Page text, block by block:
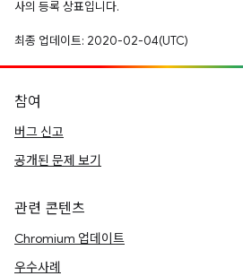
사의 등록 상표입니다.
최종 업데이트: 2020-02-04(UTC)
참여
버그 신고
공개된 문제 보기
관련 콘텐츠
Chromium 업데이트
우수사례